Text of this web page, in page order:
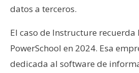
datos a terceros.
El caso de Instructure
PowerSchool en 2024. Esa
dedicada al software de